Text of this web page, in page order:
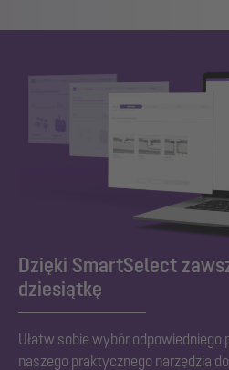
Dzięki SmartSelect
dziesiątkę
Ułatw sobie wybór odpowiedniego
naszego praktycznego narzędzia